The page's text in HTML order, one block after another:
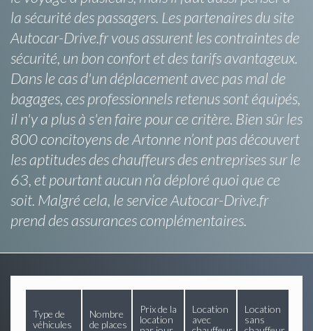
la sécurité des passagers. Les partenaires du site
Autocar-Drive.fr vous assurent les contraintes de
sécurité, un bon confort et des tarifs avantageux.
Dans le cas d'un déplacement avec pas mal de
bagages, ces professionnels retenus sont équipés,
il n'y a plus à s'en faire pour ce critère. Bien sûr les
800 concitoyens de Artonne n’ont pas découvert
les aptitudes des chauffeurs des entreprises sur le
63, et pourtant aucun n’a déploré quoi que ce
soit. Malgré cela, le service Autocar-Drive.fr
prend des assurances complémentaires.
Type de
véhicules
Nombre
de places
Prix de la
location
Location
avec
Location
sans